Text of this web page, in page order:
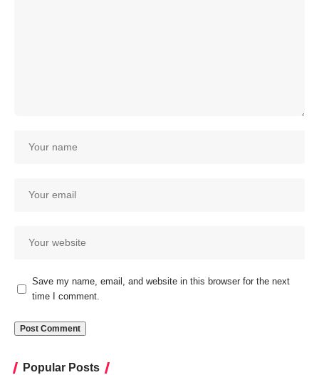
Save my name, email, and website in this browser for the next
time I comment.
Popular Posts